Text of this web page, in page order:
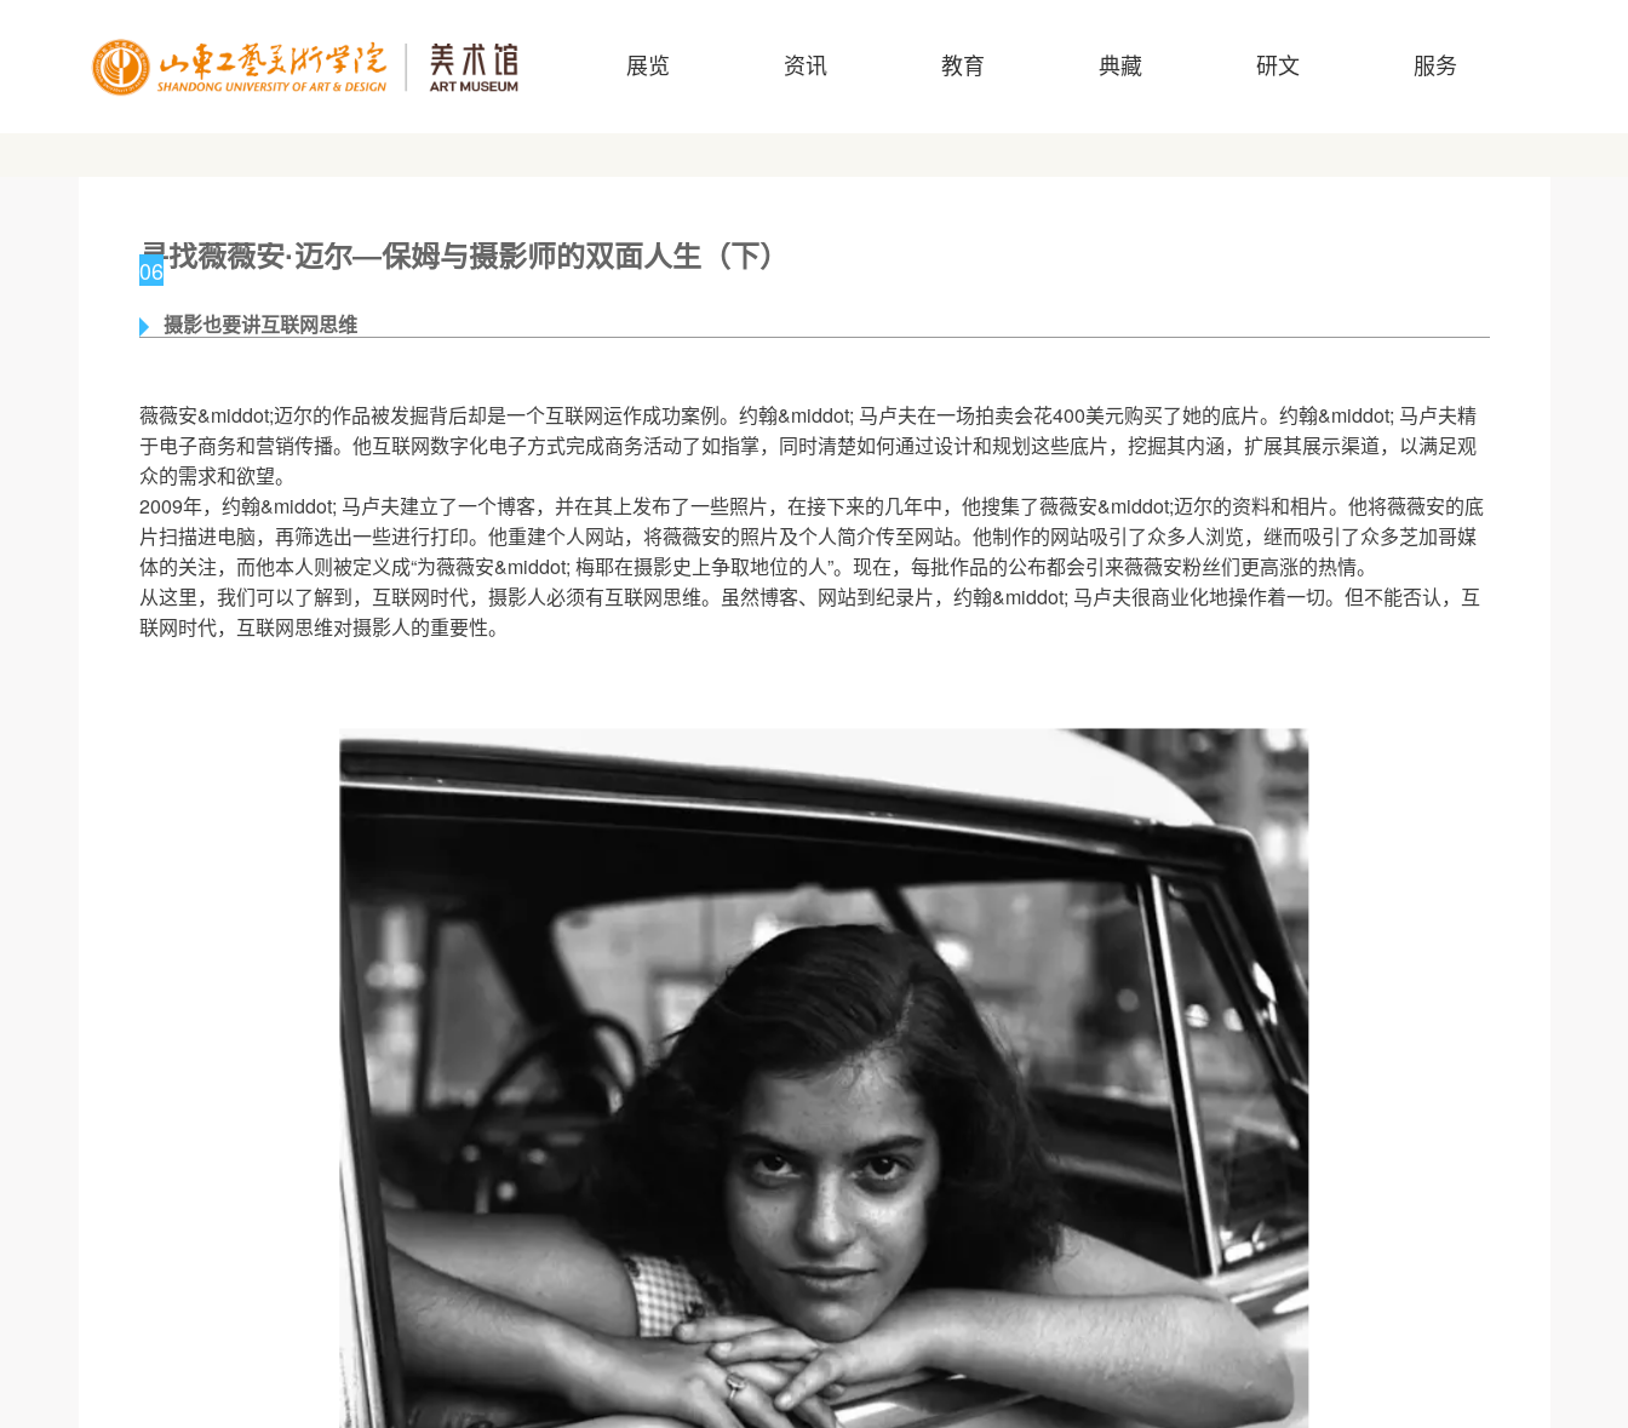
展览 资讯 教育 典藏 研文 服务
寻找薇薇安·迈尔—保姆与摄影师的双面人生（下）
06
摄影也要讲互联网思维
薇薇安&middot;迈尔的作品被发掘背后却是一个互联网运作成功案例。约翰&middot; 马卢夫在一场拍卖会花400美元购买了她的底片。约翰&middot; 马卢夫精
于电子商务和营销传播。他互联网数字化电子方式完成商务活动了如指掌，同时清楚如何通过设计和规划这些底片，挖掘其内涵，扩展其展示渠道，以满足观
众的需求和欲望。
2009年，约翰&middot; 马卢夫建立了一个博客，并在其上发布了一些照片，在接下来的几年中，他搜集了薇薇安&middot;迈尔的资料和相片。他将薇薇安的底
片扫描进电脑，再筛选出一些进行打印。他重建个人网站，将薇薇安的照片及个人简介传至网站。他制作的网站吸引了众多人浏览，继而吸引了众多芝加哥媒
体的关注，而他本人则被定义成“为薇薇安&middot; 梅耶在摄影史上争取地位的人”。现在，每批作品的公布都会引来薇薇安粉丝们更高涨的热情。
从这里，我们可以了解到，互联网时代，摄影人必须有互联网思维。虽然博客、网站到纪录片，约翰&middot; 马卢夫很商业化地操作着一切。但不能否认，互
联网时代，互联网思维对摄影人的重要性。